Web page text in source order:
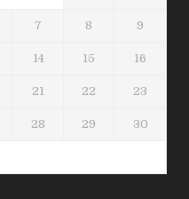
7 8 9
14 15 16
21 22 23
28 29 30